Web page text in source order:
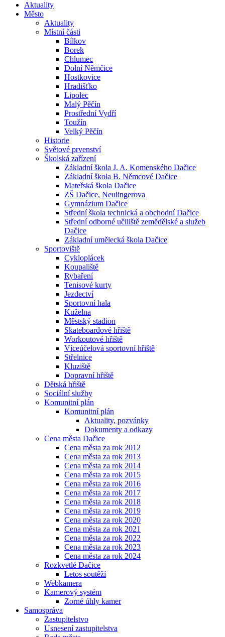
Aktuality
Město
Aktuality
Místní části
Bílkov
Borek
Chlumec
Dolní Němčice
Hostkovice
Hradišťko
Lipolec
Malý Pěčín
Prostřední Vydří
Toužín
Velký Pěčín
Historie
Světové prvenství
Školská zařízení
Základní škola J. A. Komenského Dačice
Základní škola B. Němcové Dačice
Mateřská škola Dačice
ZŠ Dačice, Neulingerova
Gymnázium Dačice
Střední škola technická a obchodní Dačice
Střední odborné učiliště zemědělské a služeb
Dačice
Základní umělecká škola Dačice
Sportoviště
Cykloplácek
Koupaliště
Rybaření
Tenisové kurty
Jezdectví
Sportovní hala
Kuželna
Městský stadion
Skateboardové hřiště
Workoutové hřiště
Víceúčelová sportovní hřiště
Střelnice
Kluziště
Dopravní hřiště
Dětská hřiště
Sociální služby
Komunitní plán
Komunitní plán
Aktuality, pozvánky
Dokumenty a odkazy
Cena města Dačice
Cena města za rok 2012
Cena města za rok 2013
Cena města za rok 2014
Cena města za rok 2015
Cena města za rok 2016
Cena města za rok 2017
Cena města za rok 2018
Cena města za rok 2019
Cena města za rok 2020
Cena města za rok 2021
Cena města za rok 2022
Cena města za rok 2023
Cena města za rok 2024
Rozkvetlé Dačice
Letos soutěží
Webkamera
Kamerový systém
Zorné úhly kamer
Samospráva
Zastupitelstvo
Usnesení zastupitelstva